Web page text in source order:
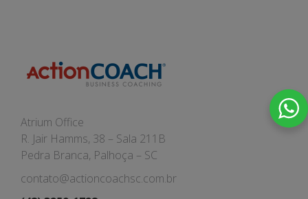
Atrium Office
R. Jair Hamms, 38 – Sala 211B
Pedra Branca, Palhoça – SC
contato@actioncoachsc.com.br